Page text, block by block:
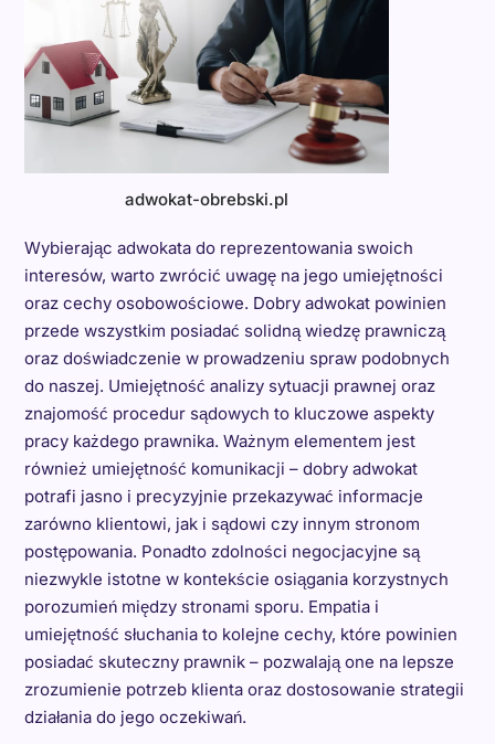
adwokat-obrebski.pl
Wybierając adwokata do reprezentowania swoich
interesów, warto zwrócić uwagę na jego umiejętności
oraz cechy osobowościowe. Dobry adwokat powinien
przede wszystkim posiadać solidną wiedzę prawniczą
oraz doświadczenie w prowadzeniu spraw podobnych
do naszej. Umiejętność analizy sytuacji prawnej oraz
znajomość procedur sądowych to kluczowe aspekty
pracy każdego prawnika. Ważnym elementem jest
również umiejętność komunikacji – dobry adwokat
potrafi jasno i precyzyjnie przekazywać informacje
zarówno klientowi, jak i sądowi czy innym stronom
postępowania. Ponadto zdolności negocjacyjne są
niezwykle istotne w kontekście osiągania korzystnych
porozumień między stronami sporu. Empatia i
umiejętność słuchania to kolejne cechy, które powinien
posiadać skuteczny prawnik – pozwalają one na lepsze
zrozumienie potrzeb klienta oraz dostosowanie strategii
działania do jego oczekiwań.